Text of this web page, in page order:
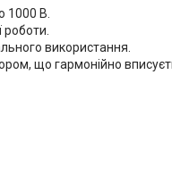
1000 В.
використання.
що гармонійно